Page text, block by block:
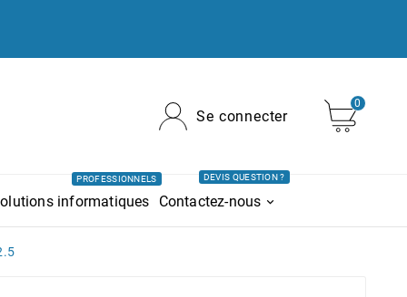
Se connecter
0
informatiques
PROFESSIONNELS
Contactez-nous
DEVIS QUESTION ?